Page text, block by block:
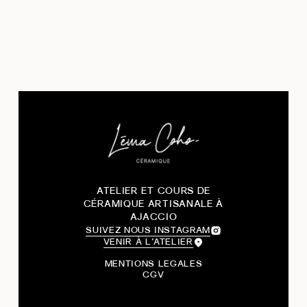
ATELIER ET COURS DE
CÉRAMIQUE ARTISANALE À
AJACCIO
SUIVEZ NOUS INSTAGRAM
VENIR À L’ATELIER
MENTIONS LEGALES
CGV